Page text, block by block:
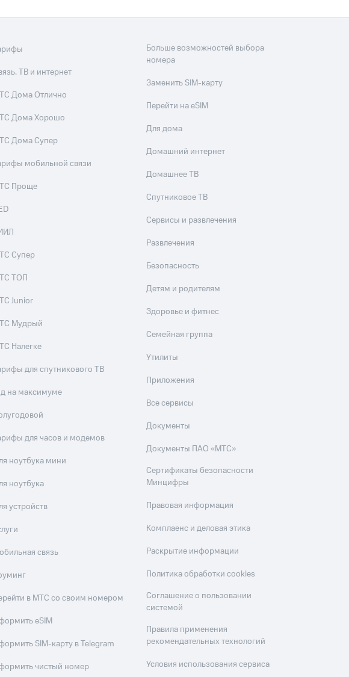
ТВ и интернет
Дома Отлично
Дома Хорошо
Дома Супер
мобильной связи
Проще
Супер
ТОП
Junior
Мудрый
Налегке
для спутникового ТВ
на максимуме
для часов и модемов
ноутбука мини
ноутбука
устройств
связь
в МТС со своим номером
eSIM
SIM-карту в Telegram
чистый номер
Больше возможностей выбора
номера
Заменить SIM-карту
Перейти на eSIM
Для дома
Домашний интернет
Домашнее ТВ
Спутниковое ТВ
Сервисы и развлечения
Развлечения
Безопасность
Детям и родителям
Здоровье и фитнес
Семейная группа
Утилиты
Приложения
Все сервисы
Документы
Документы ПАО «МТС»
Сертификаты безопасности
Минцифры
Правовая информация
Комплаенс и деловая этика
Раскрытие информации
Политика обработки cookies
Соглашение о пользовании
системой
Правила применения
рекомендательных технологий
Условия использования сервиса